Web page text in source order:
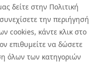
δείτε στην Πολιτική
την περιήγησή
cookies, κάντε κλικ στο
επιθυμείτε να δώσετε
όλων των κατηγοριών